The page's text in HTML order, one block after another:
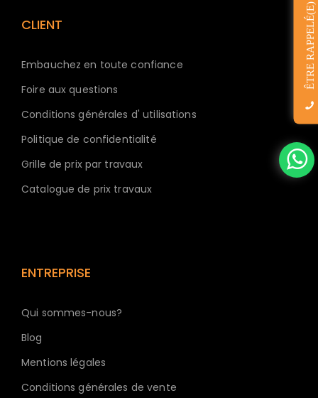
CLIENT
Embauchez en toute confiance
Foire aux questions
Conditions générales d' utilisations
Politique de confidentialité
Grille de prix par travaux
Catalogue de prix travaux
ENTREPRISE
Qui sommes-nous?
Blog
Mentions légales
Conditions générales de vente
ÊTRE RAPPELÉ(E)